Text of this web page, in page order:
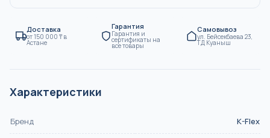
Доставка
от150 000 ₸в
Астане
Гарантия
Гарантия и
сертификаты на
все товары
Самовывоз
ул. Бейсекбаева 23,
ТД Куаныш
Характеристики
Бренд K-Flex